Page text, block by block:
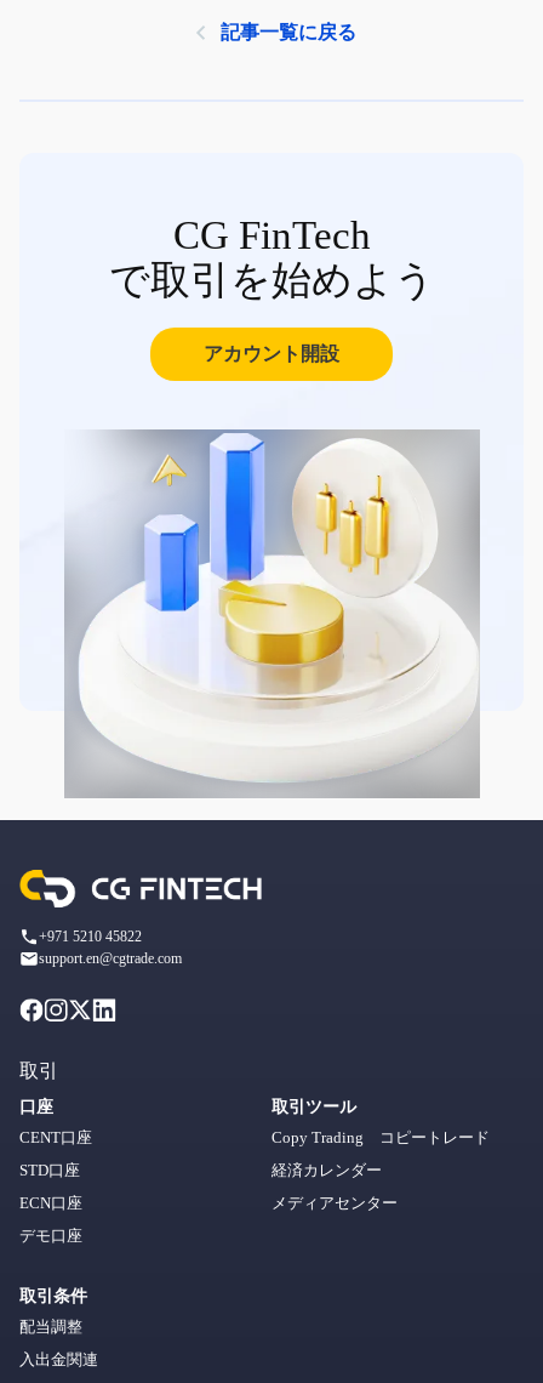
記事一覧に戻る
CG FinTech
で取引を始めよう
アカウント開設
+971 5210 45822
support.en@cgtrade.com
取引
口座
CENT口座
STD口座
ECN口座
デモ口座
取引条件
配当調整
入出金関連
取引ツール
Copy Trading コピートレード
経済カレンダー
メディアセンター